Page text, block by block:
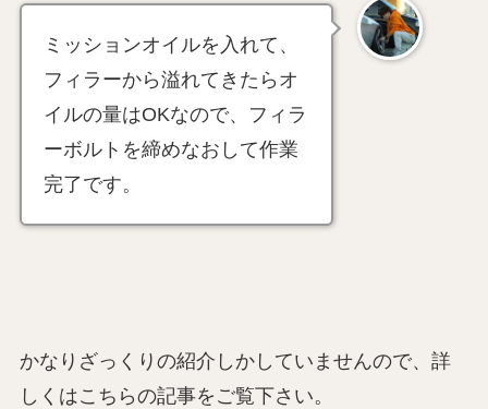
ミッションオイルを入れて、
フィラーから溢れてきたらオ
イルの量はOKなので、フィラ
ーボルトを締めなおして作業
完了です。
かなりざっくりの紹介しかしていませんので、詳
しくはこちらの記事をご覧下さい。